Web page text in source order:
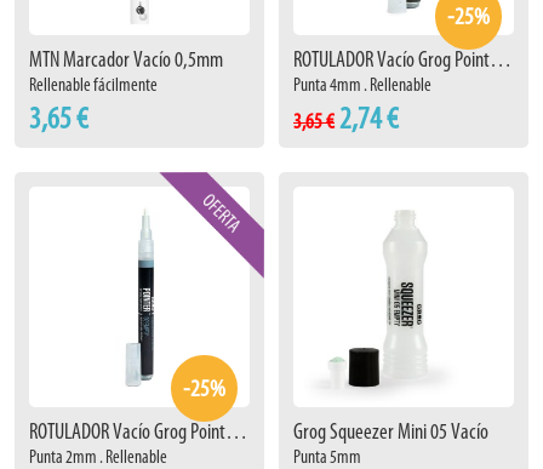
MTN Marcador Vacío 0,5mm
Rellenable fácilmente
3,65 €
-25%
ROTULADOR Vacío Grog Pointer 04 EPT
Punta 4mm . Rellenable
3,65 € 2,74 €
-25%
ROTULADOR Vacío Grog Pointer 02 EPT
Punta 2mm . Rellenable
Grog Squeezer Mini 05 Vacío
Punta 5mm